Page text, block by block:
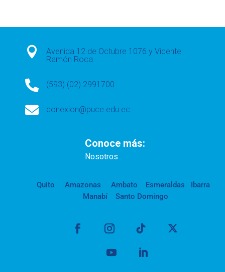

Avenida 12 de Octubre 1076 y Vicente
Ramón Roca
 (593) (02) 2991700
 conexion@puce.edu.ec
Conoce más:
Nosotros
Quito Amazonas Ambato Esmeraldas
Ibarra
Manabí
Santo Domingo